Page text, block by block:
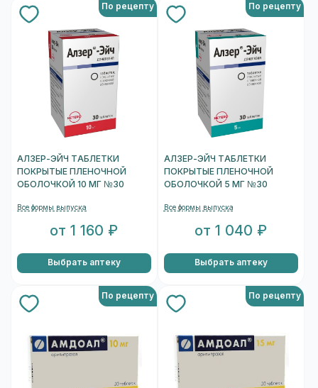
По рецепту
АЛЗЕР-ЭЙЧ ТАБЛЕТКИ
ПОКРЫТЫЕ ПЛЕНОЧНОЙ
ОБОЛОЧКОЙ 10 МГ №30
Все формы выпуска
от 1 160 ₽
Выбрать аптеку
По рецепту
АЛЗЕР-ЭЙЧ ТАБЛЕТКИ
ПОКРЫТЫЕ ПЛЕНОЧНОЙ
ОБОЛОЧКОЙ 5 МГ №30
Все формы выпуска
от 1 040 ₽
Выбрать аптеку
По рецепту По рецепту